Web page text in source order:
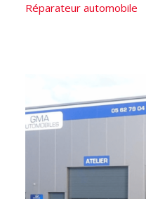
Réparateur automobile